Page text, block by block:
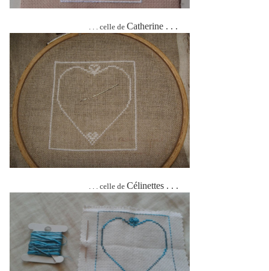
. . . celle de Catherine . . .
. . . celle de Célinettes . . .